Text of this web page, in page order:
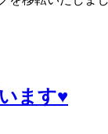
ます♥